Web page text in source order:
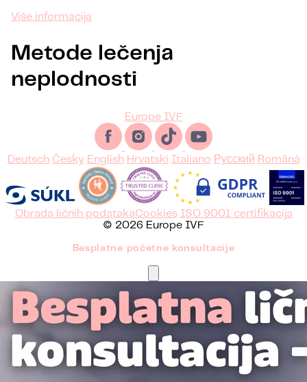
Više informacija
Metode lečenja
neplodnosti
Europe IVF
Deutsch Česky English Hrvatski Italiano Русский Română
Obrada ličnih podatakaCookies ISO 9001 certifikacija
© 2026 Europe IVF
Besplatne početne konsultacije